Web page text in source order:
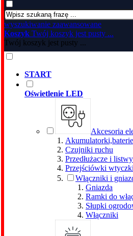
wyszukiwanie zaawansowane
Koszyk Twój koszyk jest pusty ...
Twój koszyk jest pusty ...
START
Oświetlenie LED
Akcesoria
Czujniki ruchu
Przedłużacze i
Przejściówki
Włączniki i
Gniazda
Ramki do
Słupki
Włączniki